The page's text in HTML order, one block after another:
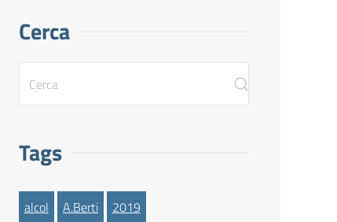
Cerca
Tags
alcol A.Berti 2019